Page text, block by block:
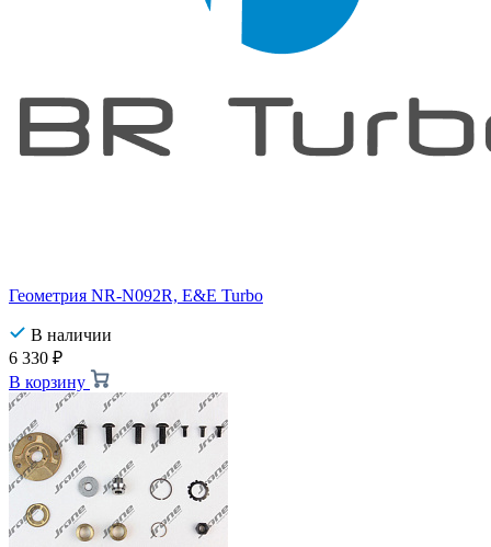
Геометрия NR-N092R, E&E Turbo
В наличии
6 330 ₽
В корзину